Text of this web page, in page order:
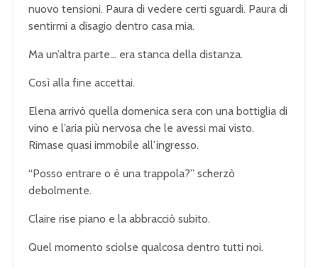
nuovo tensioni. Paura di vedere certi sguardi. Paura di
sentirmi a disagio dentro casa mia.
Ma un’altra parte… era stanca della distanza.
Così alla fine accettai.
Elena arrivò quella domenica sera con una bottiglia di
vino e l’aria più nervosa che le avessi mai visto.
Rimase quasi immobile all’ingresso.
“Posso entrare o è una trappola?” scherzò
debolmente.
Claire rise piano e la abbracciò subito.
Quel momento sciolse qualcosa dentro tutti noi.